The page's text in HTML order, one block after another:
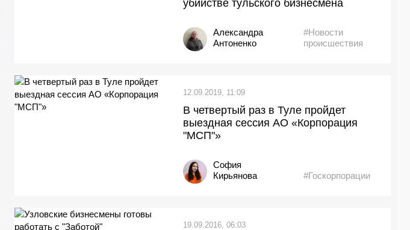
убийстве тульского бизнесмена
Александра
Антоненко
#Новости
происшествия
12.09.2019, 11:09
В четвертый раз в Туле пройдет
выездная сессия АО «Корпорация
"МСП"»
София
Кирьянова
#Госкорпорации
19.09.2016, 06:03